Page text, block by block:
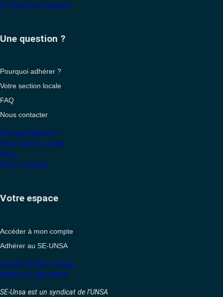
On Vous Accompagne
Une question ?
Pourquoi adhérer ?
Votre section locale
FAQ
Nous contacter
Pourquoi Adhérer ?
Votre Section Locale
FAQ
Nous Contacter
Votre espace
Accéder à mon compte
Adhérer au SE-UNSA
Accéder À Mon Compte
Adhérer Au SE-UNSA
SE-Unsa est un syndicat de l’UNSA